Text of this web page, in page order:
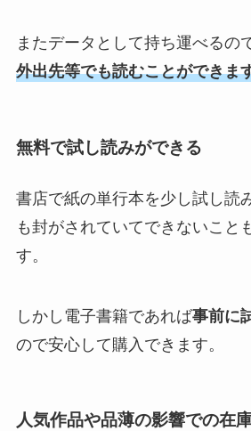
またデータとして持ち運べるの
外出先等でも読むことができま
無料で試し読みができる
書店で紙の単行本を少し試し読
も封がされていてできないこと
す。
しかし電子書籍であれば事前に
ので安心して購入できます。
人気作品や品薄の影響での在